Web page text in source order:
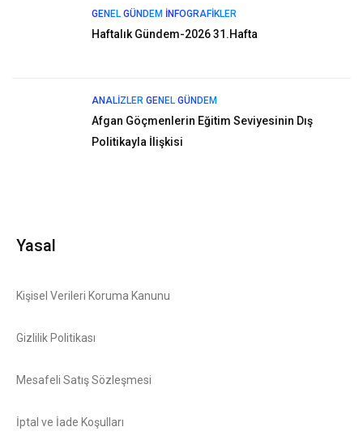
GENEL GÜNDEM İNFOGRAFIKLER
Haftalık Gündem-2026 31.Hafta
ANALIZLER GENEL GÜNDEM
Afgan Göçmenlerin Eğitim Seviyesinin Dış
Politikayla İlişkisi
Yasal
Kişisel Verileri Koruma Kanunu
Gizlilik Politikası
Mesafeli Satış Sözleşmesi
İptal ve İade Koşulları